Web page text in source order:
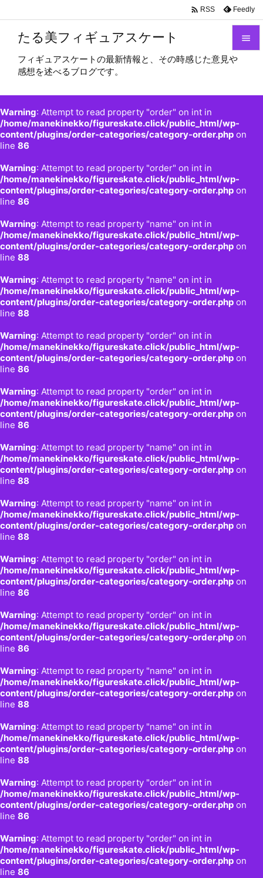
たる美フィギュアスケート
フィギュアスケートの最新情報と、その時感じた意見や
感想を述べるブログです。
Warning: Attempt to read property "order" on int in
/home/manekinekko/figureskate.click/public_html/wp-
content/plugins/order-categories/category-order.php on
line 86
Warning: Attempt to read property "order" on int in
/home/manekinekko/figureskate.click/public_html/wp-
content/plugins/order-categories/category-order.php on
line 86
Warning: Attempt to read property "name" on int in
/home/manekinekko/figureskate.click/public_html/wp-
content/plugins/order-categories/category-order.php on
line 88
Warning: Attempt to read property "name" on int in
/home/manekinekko/figureskate.click/public_html/wp-
content/plugins/order-categories/category-order.php on
line 88
Warning: Attempt to read property "order" on int in
/home/manekinekko/figureskate.click/public_html/wp-
content/plugins/order-categories/category-order.php on
line 86
Warning: Attempt to read property "order" on int in
/home/manekinekko/figureskate.click/public_html/wp-
content/plugins/order-categories/category-order.php on
line 86
Warning: Attempt to read property "name" on int in
/home/manekinekko/figureskate.click/public_html/wp-
content/plugins/order-categories/category-order.php on
line 88
Warning: Attempt to read property "name" on int in
/home/manekinekko/figureskate.click/public_html/wp-
content/plugins/order-categories/category-order.php on
line 88
Warning: Attempt to read property "order" on int in
/home/manekinekko/figureskate.click/public_html/wp-
content/plugins/order-categories/category-order.php on
line 86
Warning: Attempt to read property "order" on int in
/home/manekinekko/figureskate.click/public_html/wp-
content/plugins/order-categories/category-order.php on
line 86
Warning: Attempt to read property "name" on int in
/home/manekinekko/figureskate.click/public_html/wp-
content/plugins/order-categories/category-order.php on
line 88
Warning: Attempt to read property "name" on int in
/home/manekinekko/figureskate.click/public_html/wp-
content/plugins/order-categories/category-order.php on
line 88
Warning: Attempt to read property "order" on int in
/home/manekinekko/figureskate.click/public_html/wp-
content/plugins/order-categories/category-order.php on
line 86
Warning: Attempt to read property "order" on int in
/home/manekinekko/figureskate.click/public_html/wp-
content/plugins/order-categories/category-order.php on
line 86


前へ

 RSS Feedly